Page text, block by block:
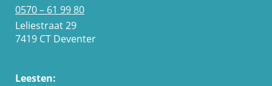
0570 – 61 99 80
Leliestraat 29
7419 CT Deventer
Leesten: